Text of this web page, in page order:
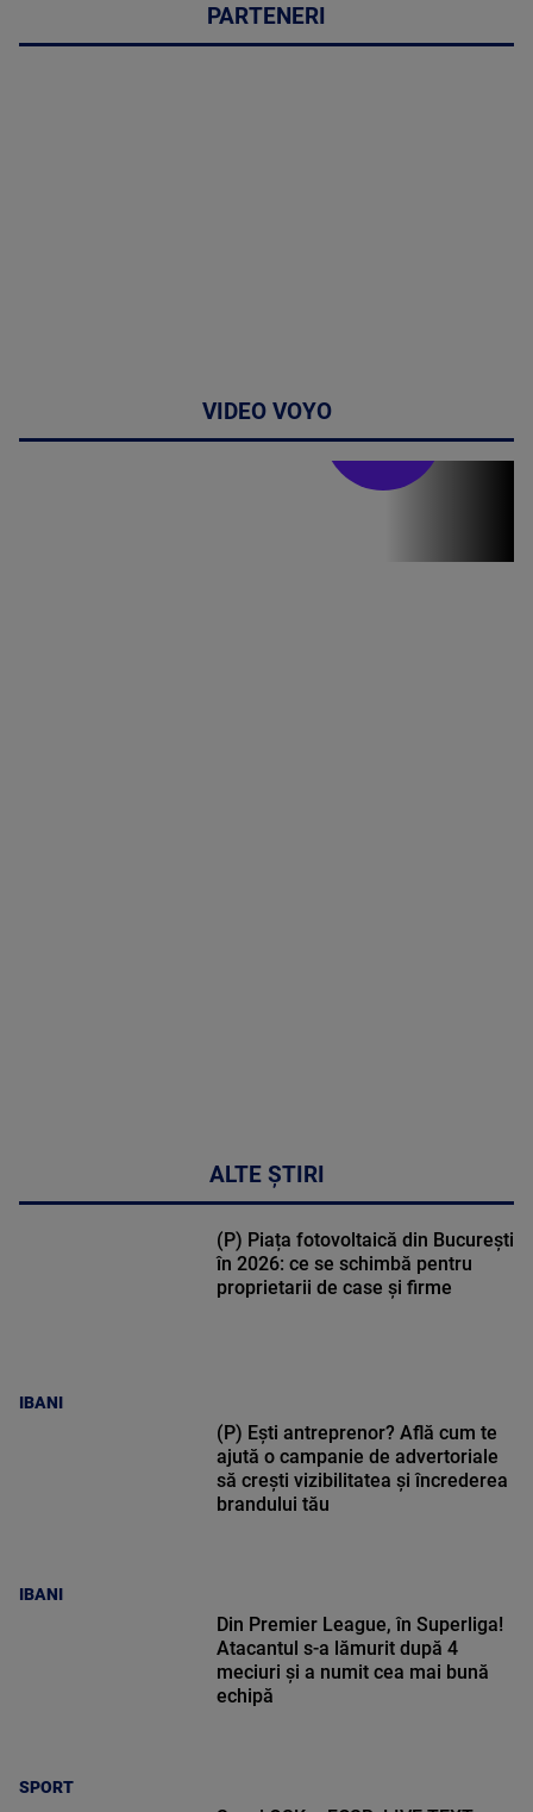
PARTENERI
VIDEO VOYO
Stirile PRO TV
ALTE ȘTIRI
IBANI
(P) Piața fotovoltaică din București
în 2026: ce se schimbă pentru
proprietarii de case și firme
IBANI
(P) Ești antreprenor? Află cum te
ajută o campanie de advertoriale
să crești vizibilitatea și încrederea
brandului tău
SPORT
Din Premier League, în Superliga!
Atacantul s-a lămurit după 4
meciuri și a numit cea mai bună
echipă